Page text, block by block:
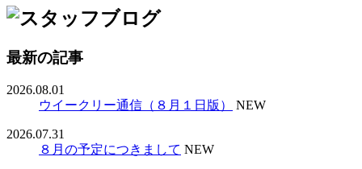
最新の記事
2026.08.01
ウイークリー通信（８月１日版）
NEW
2026.07.31
８月の予定につきまして NEW